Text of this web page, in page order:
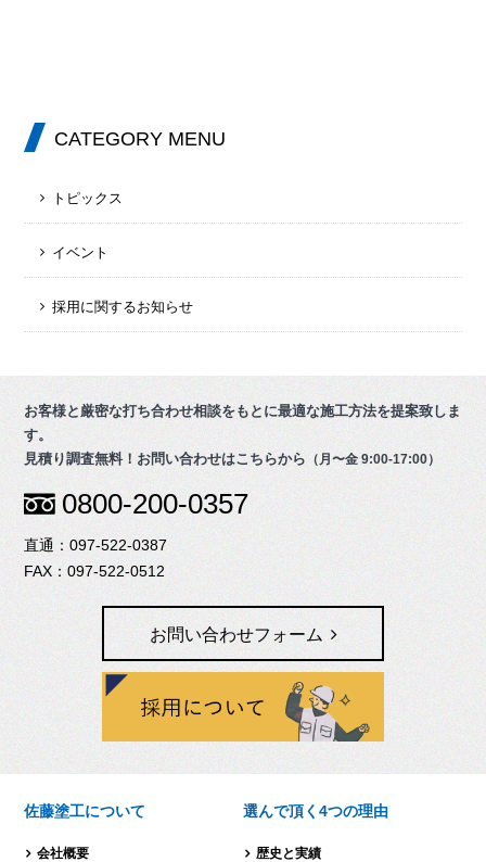
CATEGORY MENU
トピックス
イベント
採用に関するお知らせ
お客様と厳密な打ち合わせ相談をもとに最適な施工方法を提案致しま
す。
見積り調査無料！お問い合わせはこちらから （月〜金 9:00-17:00）
0800-200-0357
097-522-0387
097-522-0512
お問い合わせフォーム
佐藤塗工について
会社概要
選んで頂く4つの理由
歴史と実績